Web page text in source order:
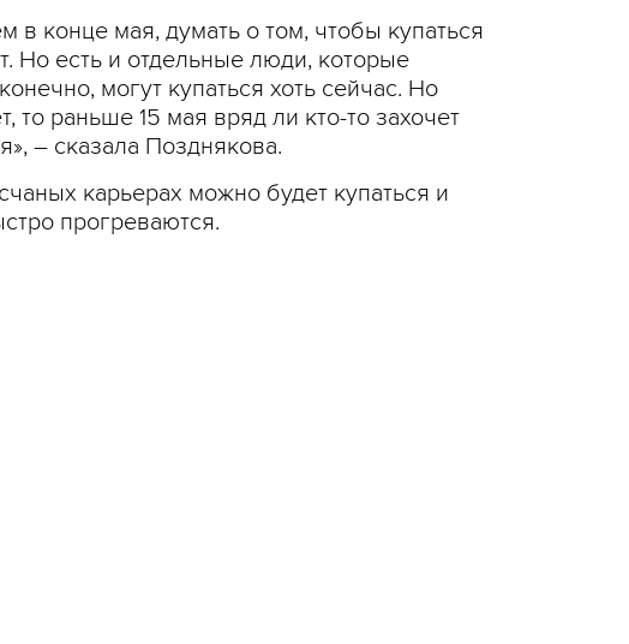
конце мая, думать о том, чтобы купаться
Но есть и отдельные люди, которые
могут купаться хоть сейчас. Но
то раньше 15 мая вряд ли кто-то захочет
– сказала Позднякова.
карьерах можно будет купаться и
прогреваются.